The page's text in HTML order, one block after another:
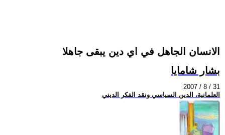
الانسان الجاهل في اي دين يبقى جاهلا
بشار شامايا
2007 / 8 / 31
العلمانية، الدين السياسي ونقد الفكر الديني